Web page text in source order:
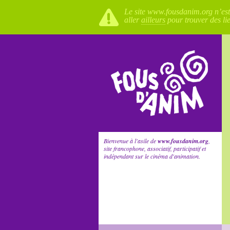
Le site www.fousdanim.org
aller ailleurs pour trouver des
Bienvenue à l'asile dewww.fousdanim.org
site francophone, associatif, participatif et
indépendant sur le cinéma d'animation.